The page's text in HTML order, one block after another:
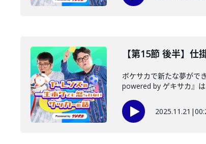
【第15節 後半】仕
ボケサカで新たな夢がで
powered by ゲキサカ』
2025.11.21 |